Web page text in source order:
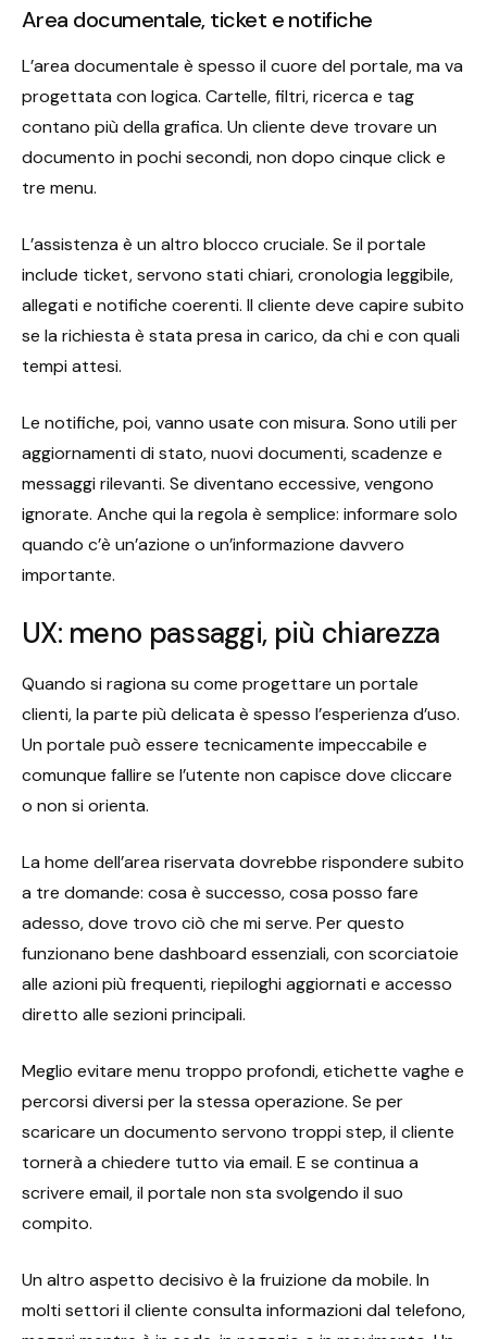
Area documentale, ticket e notifiche
L’area documentale è spesso il cuore del portale, ma va
progettata con logica. Cartelle, filtri, ricerca e tag
contano più della grafica. Un cliente deve trovare un
documento in pochi secondi, non dopo cinque click e
tre menu.
L’assistenza è un altro blocco cruciale. Se il portale
include ticket, servono stati chiari, cronologia leggibile,
allegati e notifiche coerenti. Il cliente deve capire subito
se la richiesta è stata presa in carico, da chi e con quali
tempi attesi.
Le notifiche, poi, vanno usate con misura. Sono utili per
aggiornamenti di stato, nuovi documenti, scadenze e
messaggi rilevanti. Se diventano eccessive, vengono
ignorate. Anche qui la regola è semplice: informare solo
quando c’è un’azione o un’informazione davvero
importante.
UX: meno passaggi, più chiarezza
Quando si ragiona su come progettare un portale
clienti, la parte più delicata è spesso l’esperienza d’uso.
Un portale può essere tecnicamente impeccabile e
comunque fallire se l’utente non capisce dove cliccare
o non si orienta.
La home dell’area riservata dovrebbe rispondere subito
a tre domande: cosa è successo, cosa posso fare
adesso, dove trovo ciò che mi serve. Per questo
funzionano bene dashboard essenziali, con scorciatoie
alle azioni più frequenti, riepiloghi aggiornati e accesso
diretto alle sezioni principali.
Meglio evitare menu troppo profondi, etichette vaghe e
percorsi diversi per la stessa operazione. Se per
scaricare un documento servono troppi step, il cliente
tornerà a chiedere tutto via email. E se continua a
scrivere email, il portale non sta svolgendo il suo
compito.
Un altro aspetto decisivo è la fruizione da mobile. In
molti settori il cliente consulta informazioni dal telefono,